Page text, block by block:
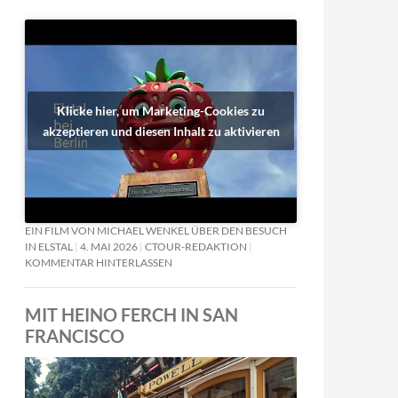
Klicke hier, um Marketing-Cookies zu
akzeptieren und diesen Inhalt zu aktivieren
EIN FILM VON MICHAEL WENKEL ÜBER DEN BESUCH
IN ELSTAL 4. MAI 2026 CTOUR-REDAKTION
KOMMENTAR HINTERLASSEN
MIT HEINO FERCH IN SAN
FRANCISCO